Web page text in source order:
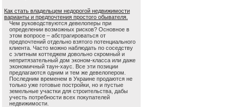
Как стать владельцем недорогой недвижимости
варианты и предпочтения простого обывателя.
Чем руководствуются девелоперы при
определении возможных рисков? Основное в
этом вопросе – абстрагироваться от
предпочтений отдельно взятого потенциального
клиента. Часто можно наблюдать по соседству
с элитным коттеджем довольно скромный и
непритязательный дом эконом-класса или даже
экономичный таун-хаус. Все эти позиции
предлагаются одним и тем же девелопером.
Последним временем в Украине продаются не
только уже готовые постройки, но и пустые
земельные участки для строительства, дабы
учесть потребности всех покупателей
недвижимости.